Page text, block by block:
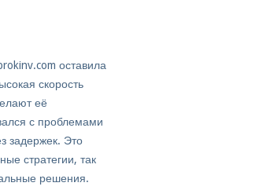
оставила
скорость
её
с проблемами
задержек. Это
стратегии, так
решения.